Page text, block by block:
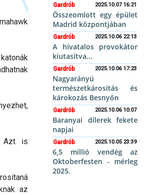
Azt is
az
Gardrób 2025.10.07 16:21
Összeomlott egy épület
Madrid központjában
Gardrób 2025.10.06 22:13
A hivatalos provokátor
kiutasítva...
Gardrób 2025.10.06 17:23
Nagyarányú
természetkárosítás és
károkozás Besnyőn
Gardrób 2025.10.06 10:07
Baranyai dílerek fekete
napjai
Gardrób 2025.10.05 23:39
6,5 millió vendég az
Oktoberfesten - mérleg
2025.